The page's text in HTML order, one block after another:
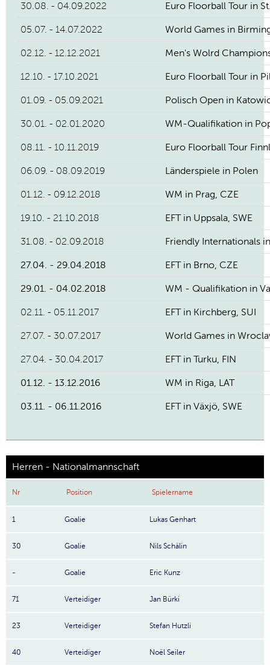
30.08. - 04.09.2022 Euro Floorball Tour in
05.07. - 14.07.2022 World Games in
02.12. - 12.12.2021 Men's Wolrd
12.10. - 17.10.2021 Euro Floorball Tour in
01.09. - 05.09.2021 Polisch Open in
30.01. - 02.01.2020 WM-Qualifikation in
08.11. - 10.11.2019 Euro Floorball Tour
06.09. - 08.09.2019 Länderspiele in Polen
01.12. - 09.12.2018 WM in Prag, CZE
19.10. - 21.10.2018 EFT in Uppsala, SWE
31.08. - 02.09.2018 Friendly Internationals
27.04. - 29.04.2018 EFT in Brno, CZE
29.01. - 04.02.2018 WM - Qualifikation in
02.11. - 05.11.2017 EFT in Kirchberg, SUI
27.07. - 30.07.2017 World Games in
27.04. - 30.04.2017 EFT in Turku, FIN
01.12. - 13.12.2016 WM in Riga, LAT
03.11. - 06.11.2016 EFT in Växjö, SWE
Herren - Nationalmannschaft
Nr Position Spielername
1 Goalie Lukas Genhart
30 Goalie Nils Schälin
- Goalie Eric Kunz
71 Verteidiger Jan Bürki
23 Verteidiger Stefan Hutzli
40 Verteidiger Noël Seiler